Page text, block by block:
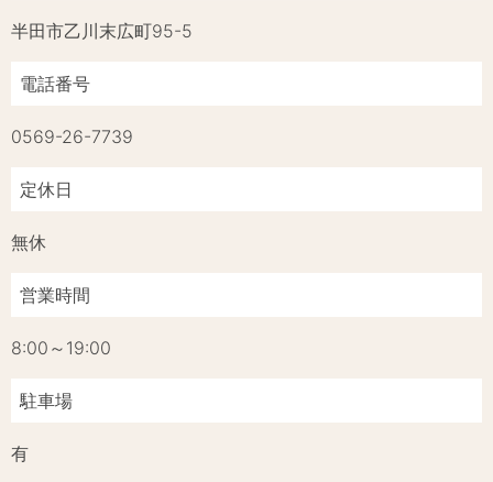
半田市乙川末広町95-5
電話番号
0569-26-7739
定休日
無休
営業時間
8:00～19:00
駐車場
有